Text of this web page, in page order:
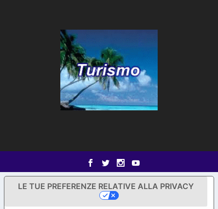
LE TUE PREFERENZE RELATIVE ALLA PRIVACY